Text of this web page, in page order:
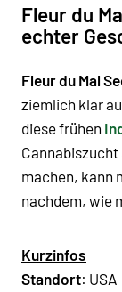
Fleur du
echter
Fleur du Mal
ziemlich klar
diese frühen
machen, kann
nachdem, wie
Kurzinfos
Standort: USA